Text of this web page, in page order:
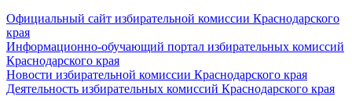
Официальный сайт избирательной комиссии Краснодарского
края
Информационно-обучающий портал избирательных комиссий
Краснодарского края
Новости избирательной комиссии Краснодарского края
Деятельность избирательных комиссий Краснодарского края